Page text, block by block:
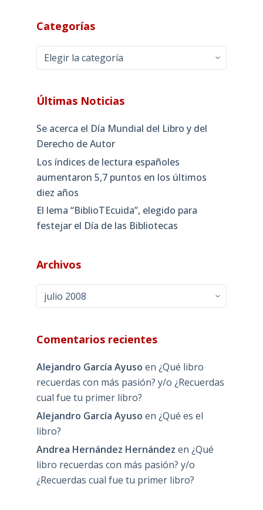
Categorías
Categorías
Últimas Noticias
Se acerca el Día Mundial del Libro y del
Derecho de Autor
Los índices de lectura españoles
aumentaron 5,7 puntos en los últimos
diez años
El lema “BiblioTEcuida”, elegido para
festejar el Día de las Bibliotecas
Archivos
Archivos
Comentarios recientes
Alejandro García Ayuso en ¿Qué libro
recuerdas con más pasión? y/o ¿Recuerdas
cual fue tu primer libro?
Alejandro García Ayuso en ¿Qué es el
libro?
Andrea Hernández Hernández en ¿Qué
libro recuerdas con más pasión? y/o
¿Recuerdas cual fue tu primer libro?